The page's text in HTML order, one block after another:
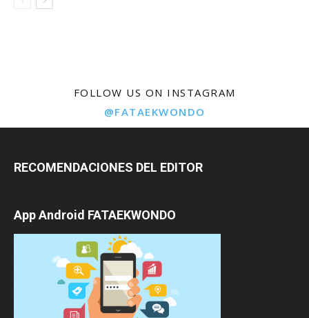
FOLLOW US ON INSTAGRAM
@FATAEKWONDO
RECOMENDACIONES DEL EDITOR
App Android FATAEKWONDO